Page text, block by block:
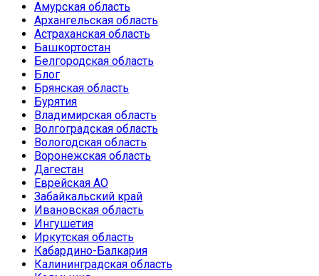
Амурская область
Архангельская область
Астраханская область
Башкортостан
Белгородская область
Блог
Брянская область
Бурятия
Владимирская область
Волгоградская область
Вологодская область
Воронежская область
Дагестан
Еврейская АО
Забайкальский край
Ивановская область
Ингушетия
Иркутская область
Кабардино-Балкария
Калининградская область